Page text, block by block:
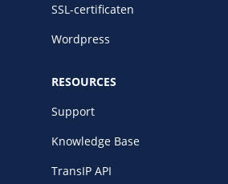
SSL-certificaten
Wordpress
RESOURCES
Support
Knowledge Base
TransIP API